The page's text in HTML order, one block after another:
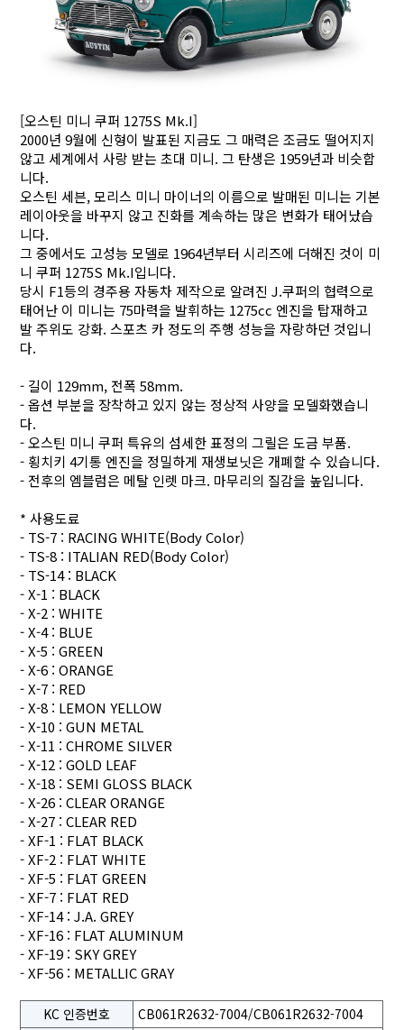
[오스틴 미니 쿠퍼 1275S Mk.I]
2000년 9월에 신형이 발표된 지금도 그 매력은 조금도 떨어지지
않고 세계에서 사랑 받는 초대 미니. 그 탄생은 1959년과 비슷합
니다.
오스틴 세븐, 모리스 미니 마이너의 이름으로 발매된 미니는 기본
레이아웃을 바꾸지 않고 진화를 계속하는 많은 변화가 태어났습
니다.
그 중에서도 고성능 모델로 1964년부터 시리즈에 더해진 것이 미
니 쿠퍼 1275S Mk.I입니다.
당시 F1등의 경주용 자동차 제작으로 알려진 J.쿠퍼의 협력으로
태어난 이 미니는 75마력을 발휘하는 1275cc 엔진을 탑재하고
발 주위도 강화. 스포츠 카 정도의 주행 성능을 자랑하던 것입니
다.
- 길이 129mm, 전폭 58mm.
- 옵션 부분을 장착하고 있지 않는 정상적 사양을 모델화했습니
다.
- 오스틴 미니 쿠퍼 특유의 섬세한 표정의 그릴은 도금 부품.
- 횡치키 4기통 엔진을 정밀하게 재생보닛은 개폐할 수 있습니다.
- 전후의 엠블럼은 메탈 인렛 마크. 마무리의 질감을 높입니다.
* 사용도료
- TS-7 : RACING WHITE(Body Color)
- TS-8 : ITALIAN RED(Body Color)
- TS-14 : BLACK
- X-1 : BLACK
- X-2 : WHITE
- X-4 : BLUE
- X-5 : GREEN
- X-6 : ORANGE
- X-7 : RED
- X-8 : LEMON YELLOW
- X-10 : GUN METAL
- X-11 : CHROME SILVER
- X-12 : GOLD LEAF
- X-18 : SEMI GLOSS BLACK
- X-26 : CLEAR ORANGE
- X-27 : CLEAR RED
- XF-1 : FLAT BLACK
- XF-2 : FLAT WHITE
- XF-5 : FLAT GREEN
- XF-7 : FLAT RED
- XF-14 : J.A. GREY
- XF-16 : FLAT ALUMINUM
- XF-19 : SKY GREY
- XF-56 : METALLIC GRAY
KC 인증번호
CB061R2632-7004/CB061R2632-7004